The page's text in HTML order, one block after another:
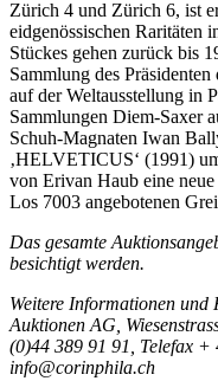
Zürich 4 und Zürich 6, ist
eidgenössischen Raritäten
Stückes gehen zurück bis
Sammlung des
auf der Weltausstellung in
Sammlungen Diem-Saxer
Schuh-Magnaten Iwan
‚HELVETICUS‘ (1991)
von Erivan Haub eine
Los 7003 angebotenen
Das gesamte
besichtigt werden.
Weitere Informationen
Auktionen AG,
(0)44 389 91 91, Telefax
info@corinphila.ch